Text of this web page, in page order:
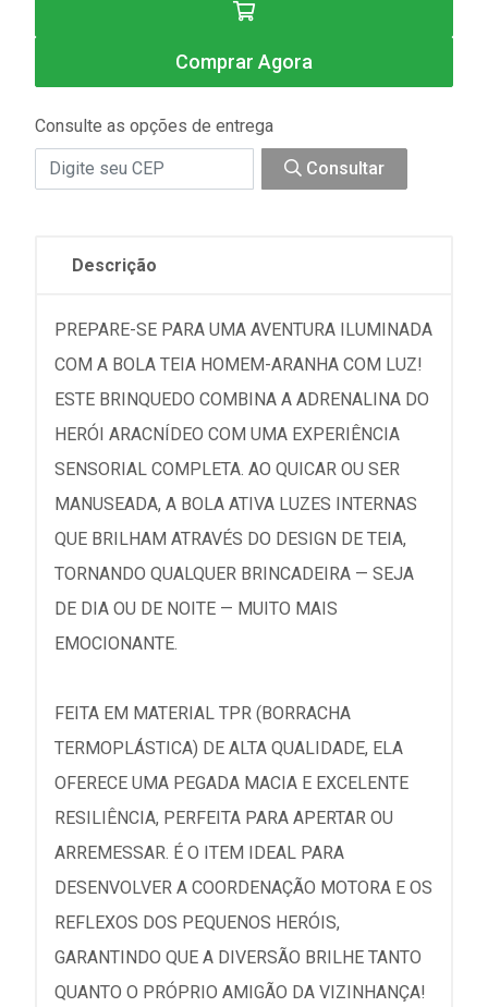
Comprar Agora
Consulte as opções de entrega
Consultar
Descrição
PREPARE-SE PARA UMA AVENTURA ILUMINADA
COM A BOLA TEIA HOMEM-ARANHA COM LUZ!
ESTE BRINQUEDO COMBINA A ADRENALINA DO
HERÓI ARACNÍDEO COM UMA EXPERIÊNCIA
SENSORIAL COMPLETA. AO QUICAR OU SER
MANUSEADA, A BOLA ATIVA LUZES INTERNAS
QUE BRILHAM ATRAVÉS DO DESIGN DE TEIA,
TORNANDO QUALQUER BRINCADEIRA — SEJA
DE DIA OU DE NOITE — MUITO MAIS
EMOCIONANTE.
FEITA EM MATERIAL TPR (BORRACHA
TERMOPLÁSTICA) DE ALTA QUALIDADE, ELA
OFERECE UMA PEGADA MACIA E EXCELENTE
RESILIÊNCIA, PERFEITA PARA APERTAR OU
ARREMESSAR. É O ITEM IDEAL PARA
DESENVOLVER A COORDENAÇÃO MOTORA E OS
REFLEXOS DOS PEQUENOS HERÓIS,
GARANTINDO QUE A DIVERSÃO BRILHE TANTO
QUANTO O PRÓPRIO AMIGÃO DA VIZINHANÇA!